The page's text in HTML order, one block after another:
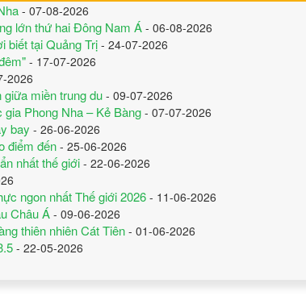
- 07-08-2026
lớn thứ hai Đông Nam Á - 06-08-2026
biết tại Quảng Trị - 24-07-2026
- 17-07-2026
2026
miền trung du - 09-07-2026
Phong Nha – Kẻ Bàng - 07-07-2026
bay - 26-06-2026
điểm đến - 25-06-2026
nhất thế giới - 22-06-2026
ngon nhất Thế giới 2026 - 11-06-2026
Châu Á - 09-06-2026
thiên nhiên Cát Tiên - 01-06-2026
- 22-05-2026